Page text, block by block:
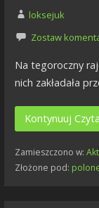
loksejuk
Zostaw
Na tegoroczny
nich zakładała
Kontynuuj
Zamieszczono w:
Złożone pod: